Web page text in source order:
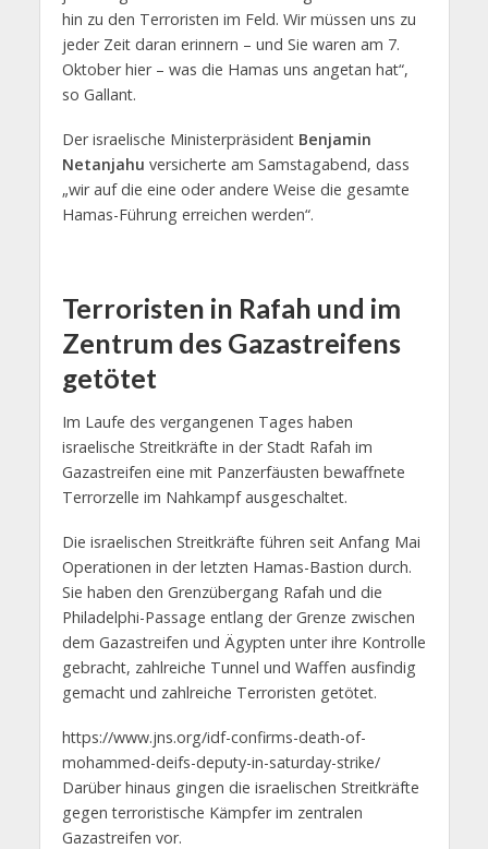
hin zu den Terroristen im Feld. Wir müssen uns zu
jeder Zeit daran erinnern – und Sie waren am 7.
Oktober hier – was die Hamas uns angetan hat“,
so Gallant.
Der israelische Ministerpräsident Benjamin
Netanjahu versicherte am Samstagabend, dass
„wir auf die eine oder andere Weise die gesamte
Hamas-Führung erreichen werden“.
Terroristen in Rafah und im
Zentrum des Gazastreifens
getötet
Im Laufe des vergangenen Tages haben
israelische Streitkräfte in der Stadt Rafah im
Gazastreifen eine mit Panzerfäusten bewaffnete
Terrorzelle im Nahkampf ausgeschaltet.
Die israelischen Streitkräfte führen seit Anfang Mai
Operationen in der letzten Hamas-Bastion durch.
Sie haben den Grenzübergang Rafah und die
Philadelphi-Passage entlang der Grenze zwischen
dem Gazastreifen und Ägypten unter ihre Kontrolle
gebracht, zahlreiche Tunnel und Waffen ausfindig
gemacht und zahlreiche Terroristen getötet.
https://www.jns.org/idf-confirms-death-of-
mohammed-deifs-deputy-in-saturday-strike/
Darüber hinaus gingen die israelischen Streitkräfte
gegen terroristische Kämpfer im zentralen
Gazastreifen vor.